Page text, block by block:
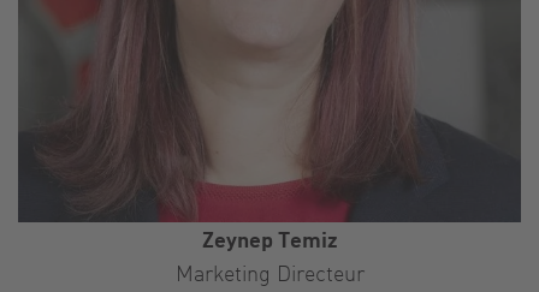
Zeynep Temiz
Marketing Directeur